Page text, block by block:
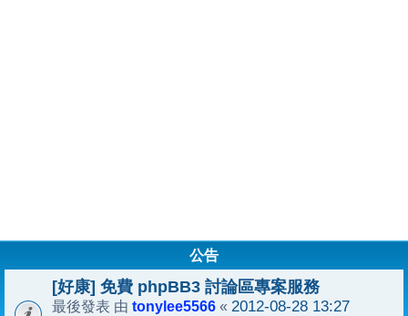
公告
[好康] 免費 phpBB3 討論區專案服務
最後發表 由 tonylee5566 « 2012-08-28 13:27